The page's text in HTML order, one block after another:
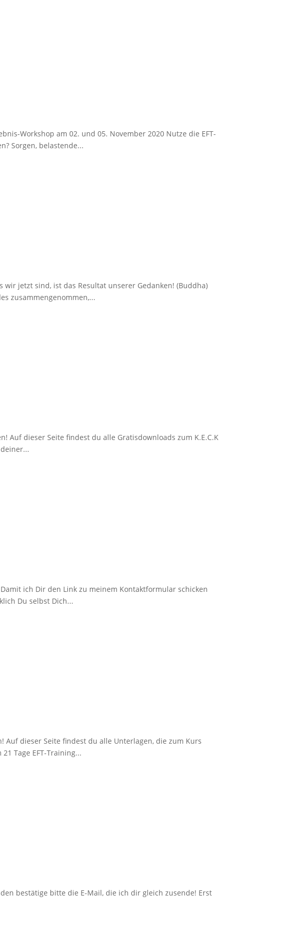
Workshop am 02. und 05. November 2020 Nutze die EFT-
Sorgen, belastende...
jetzt sind, ist das Resultat unserer Gedanken! (Buddha)
zusammengenommen,...
dieser Seite findest du alle Gratisdownloads zum K.E.C.K
ich Dir den Link zu meinem Kontaktformular schicken
Du selbst Dich...
Auf dieser Seite findest du alle Unterlagen, die zum Kurs
Tage EFT-Training...
bestätige bitte die E-Mail, die ich dir gleich zusende! Erst